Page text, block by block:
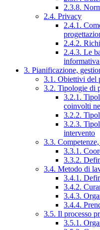
2.3.8.
2.4. Privacy
2.4.1.
2.4.2.
2.4.3. Le
3. Pianificazione,
3.1. Obiettivi del
3.2. Tipologie di
3.2.1.
coinvolti
3.2.2.
3.2.3.
intervento
3.3.
3.3.1.
3.3.2.
3.4. Metodo di
3.4.1.
3.4.2.
3.4.3.
3.4.4.
3.5. Il processo
3.5.1.